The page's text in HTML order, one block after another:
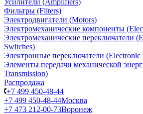
Усилители (Amplifiers)
Фильтры (Filters)
Электродвигатели (Motors)
Электромеханические компоненты
Электромеханические переключатели
Switches)
Электронные переключатели (Electronic
Элементы передачи механической
Transmission)
Распродажа
+7 499 450-48-44
+7 499 450-48-44Москва
+7 473 212-00-73Воронеж